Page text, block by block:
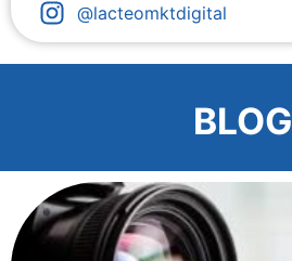
@lacteomktdigital
BLOG